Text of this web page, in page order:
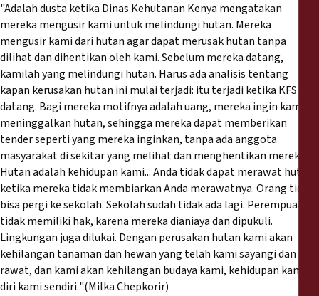
"Adalah dusta ketika Dinas Kehutanan Kenya mengatakan
mereka mengusir kami untuk melindungi hutan. Mereka
mengusir kami dari hutan agar dapat merusak hutan tanpa
dilihat dan dihentikan oleh kami. Sebelum mereka datang,
kamilah yang melindungi hutan. Harus ada analisis tentang
kapan kerusakan hutan ini mulai terjadi: itu terjadi ketika KFS
datang. Bagi mereka motifnya adalah uang, mereka ingin kami
meninggalkan hutan, sehingga mereka dapat memberikan
tender seperti yang mereka inginkan, tanpa ada anggota
masyarakat di sekitar yang melihat dan menghentikan mereka.
Hutan adalah kehidupan kami... Anda tidak dapat merawat hutan
ketika mereka tidak membiarkan Anda merawatnya. Orang tidak
bisa pergi ke sekolah. Sekolah sudah tidak ada lagi. Perempuan
tidak memiliki hak, karena mereka dianiaya dan dipukuli.
Lingkungan juga dilukai. Dengan perusakan hutan kami akan
kehilangan tanaman dan hewan yang telah kami sayangi dan
rawat, dan kami akan kehilangan budaya kami, kehidupan kami,
diri kami sendiri "(Milka Chepkorir)